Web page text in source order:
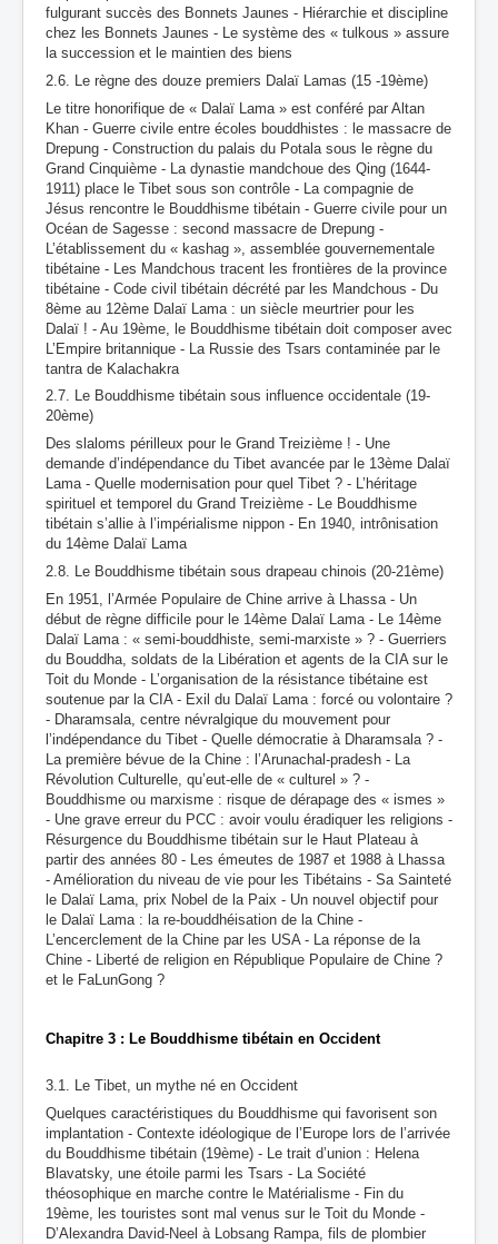
fulgurant succès des Bonnets Jaunes - Hiérarchie et discipline
chez les Bonnets Jaunes - Le système des « tulkous » assure
la succession et le maintien des biens
2.6. Le règne des douze premiers Dalaï Lamas (15 -19ème)
Le titre honorifique de « Dalaï Lama » est conféré par Altan
Khan - Guerre civile entre écoles bouddhistes : le massacre de
Drepung - Construction du palais du Potala sous le règne du
Grand Cinquième - La dynastie mandchoue des Qing (1644-
1911) place le Tibet sous son contrôle - La compagnie de
Jésus rencontre le Bouddhisme tibétain - Guerre civile pour un
Océan de Sagesse : second massacre de Drepung -
L’établissement du « kashag », assemblée gouvernementale
tibétaine - Les Mandchous tracent les frontières de la province
tibétaine - Code civil tibétain décrété par les Mandchous - Du
8ème au 12ème Dalaï Lama : un siècle meurtrier pour les
Dalaï ! - Au 19ème, le Bouddhisme tibétain doit composer avec
L’Empire britannique - La Russie des Tsars contaminée par le
tantra de Kalachakra
2.7. Le Bouddhisme tibétain sous influence occidentale (19-
20ème)
Des slaloms périlleux pour le Grand Treizième ! - Une
demande d’indépendance du Tibet avancée par le 13ème Dalaï
Lama - Quelle modernisation pour quel Tibet ? - L’héritage
spirituel et temporel du Grand Treizième - Le Bouddhisme
tibétain s’allie à l’impérialisme nippon - En 1940, intrônisation
du 14ème Dalaï Lama
2.8. Le Bouddhisme tibétain sous drapeau chinois (20-21ème)
En 1951, l’Armée Populaire de Chine arrive à Lhassa - Un
début de règne difficile pour le 14ème Dalaï Lama - Le 14ème
Dalaï Lama : « semi-bouddhiste, semi-marxiste » ? - Guerriers
du Bouddha, soldats de la Libération et agents de la CIA sur le
Toit du Monde - L’organisation de la résistance tibétaine est
soutenue par la CIA - Exil du Dalaï Lama : forcé ou volontaire ?
- Dharamsala, centre névralgique du mouvement pour
l’indépendance du Tibet - Quelle démocratie à Dharamsala ? -
La première bévue de la Chine : l’Arunachal-pradesh - La
Révolution Culturelle, qu’eut-elle de « culturel » ? -
Bouddhisme ou marxisme : risque de dérapage des « ismes »
- Une grave erreur du PCC : avoir voulu éradiquer les religions -
Résurgence du Bouddhisme tibétain sur le Haut Plateau à
partir des années 80 - Les émeutes de 1987 et 1988 à Lhassa
- Amélioration du niveau de vie pour les Tibétains - Sa Sainteté
le Dalaï Lama, prix Nobel de la Paix - Un nouvel objectif pour
le Dalaï Lama : la re-bouddhéisation de la Chine -
L’encerclement de la Chine par les USA - La réponse de la
Chine - Liberté de religion en République Populaire de Chine ?
et le FaLunGong ?
Chapitre 3 : Le Bouddhisme tibétain en Occident
3.1. Le Tibet, un mythe né en Occident
Quelques caractéristiques du Bouddhisme qui favorisent son
implantation - Contexte idéologique de l’Europe lors de l’arrivée
du Bouddhisme tibétain (19ème) - Le trait d’union : Helena
Blavatsky, une étoile parmi les Tsars - La Société
théosophique en marche contre le Matérialisme - Fin du
19ème, les touristes sont mal venus sur le Toit du Monde -
D’Alexandra David-Neel à Lobsang Rampa, fils de plombier